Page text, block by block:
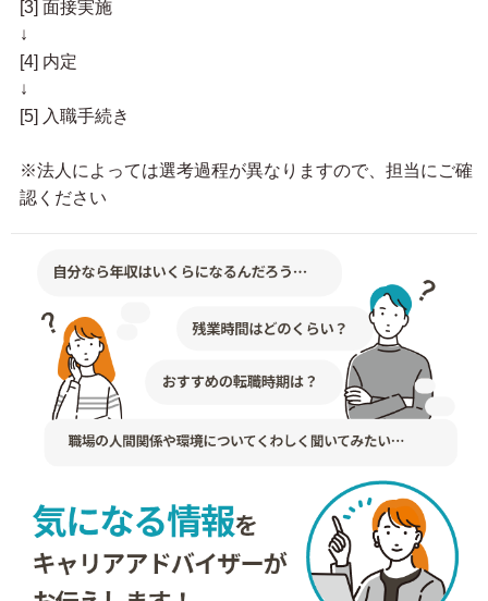
[3] 面接実施
↓
[4] 内定
↓
[5] 入職手続き
※法人によっては選考過程が異なりますので、担当にご確
認ください